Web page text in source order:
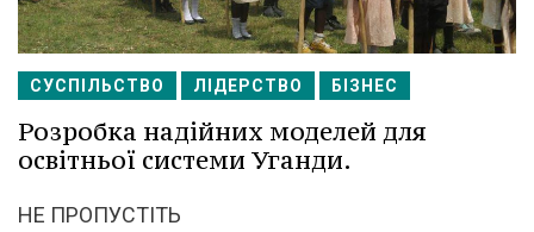
СУСПІЛЬСТВО ЛІДЕРСТВО БІЗНЕС
Розробка надійних моделей для
освітньої системи Уганди.
НЕ ПРОПУСТІТЬ